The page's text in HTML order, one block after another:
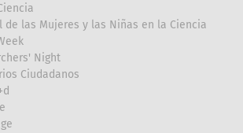
de las Mujeres y las Niñas en la Ciencia
Night
Ciudadanos